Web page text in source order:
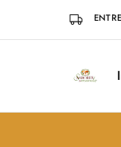
Sabores
Sua
Temperos